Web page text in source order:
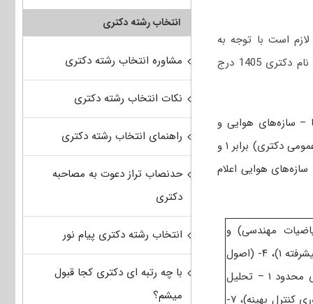
است با توجه به
که در دفترچه ثبت نام دکتری 1405 درج
– سازه‌های هوایی و
ضرایب دروس به صورت کلی اقدام می‌کند. بدین صورت که ضریب دروس عمومی (شامل زبان عمومی دکتری) برابر ۱ و
هوایی اعلام
در سطوح کارشناسی شامل ۲- (ریاضیات مهندسی) و
کارشناسی ارشد شامل ۳- (آیرودینامیک مادون صوت -جریان لزج پیشرفته ۱)، ۴- (اصول
جلوبرنده پیشرفته – سوخت و احتراق پیشرفته ۱)، ۵- (روش اجزای محدود ۱ – تحلیل
پیشرفته سازه های هوافضایی)، ۶- (دینامیک پرواز پیشرفته ۱ – تئوری کنترل بهینه)، ۷-
انتخاب رشته دکتری
مشاوره انتخاب رشته دکتری
نکات انتخاب رشته دکتری
راهنمای انتخاب رشته دکتری
حدنصاب تراز دعوت به مصاحبه
دکتری
انتخاب رشته دکتری پیام نور
با چه رتبه ای دکتری کجا قبول
میشم؟